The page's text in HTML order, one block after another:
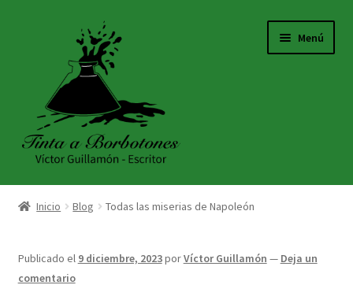
navegación
contenido
Menú
INICIO
TIENDA
Inicio Blog Todas las miserias de Napoleón
Publicado el 9 diciembre, 2023porVíctor Guillamón — Deja un
comentario